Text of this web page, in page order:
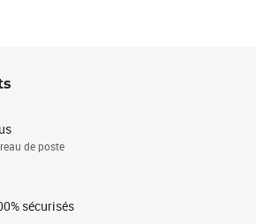
de poste
sécurisés